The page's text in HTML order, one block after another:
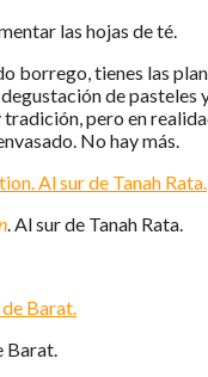
las hojas de té.
borrego, tienes las
de
pero en
No hay más.
. Al sur de Tanah Rata.
Barat.